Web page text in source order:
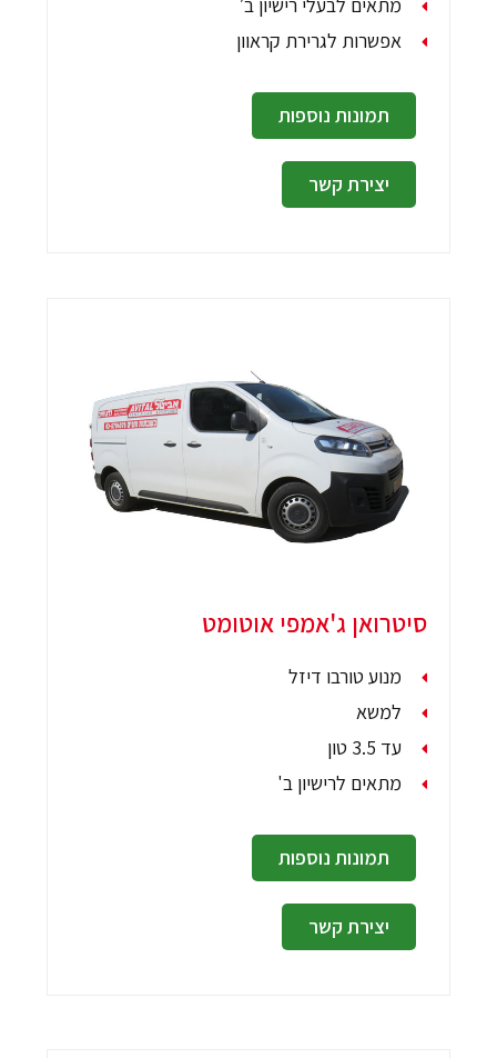
אפשרות לגרירת קראוון
תמונות נוספות
יצירת קשר
סיטרואן ג'אמפי אוטומט
מנוע טורבו דיזל
למשא
עד 3.5 טון
מתאים לרישיון ב'
תמונות נוספות
יצירת קשר